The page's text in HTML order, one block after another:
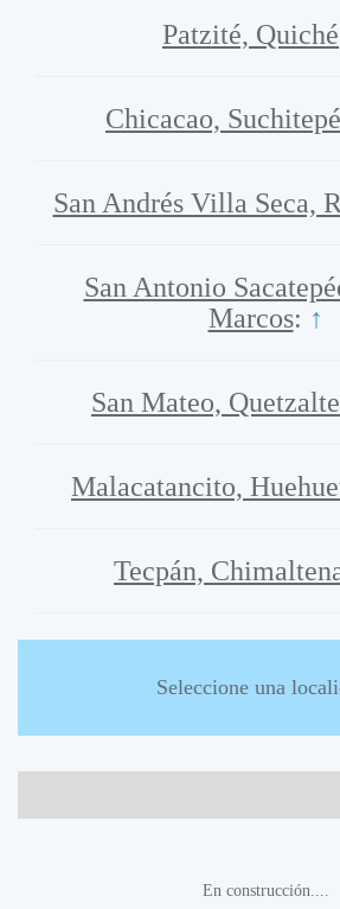
Patzité, Quiché
Chicacao,
San Andrés Villa Seca,
San Antonio
Marcos: ↑
San Mateo,
Malacatancito,
Tecpán,
Seleccione una
En construcción....